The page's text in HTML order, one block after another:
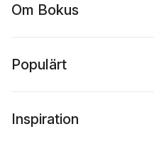
Om Bokus
Populärt
Inspiration